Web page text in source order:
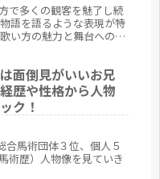
で多くの観客を魅了し続
語を語るような表現が特
い方の魅力と舞台への影
面倒見がいいお兄
歴や性格から人物
ク！
合馬術団体３位、個人５
術歴）人物像を見ていき